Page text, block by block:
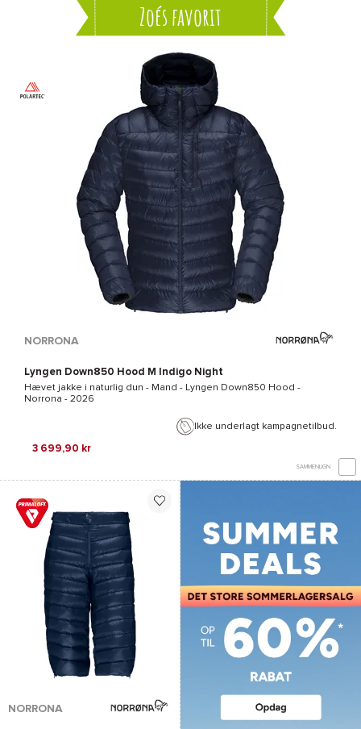
Zoés favorit
NORRONA
Lyngen Down850 Hood M Indigo Night
Hævet jakke i naturlig dun - Mand - Lyngen Down850 Hood -
Norrona - 2026
Ikke underlagt kampagnetilbud.
3 699,90 kr
SAMMENLIGN
NORRONA